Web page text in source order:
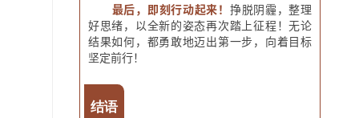
最后，即刻行动起来！ 挣脱阴霾，整理
好思绪，以全新的姿态再次踏上征程！无论
结果如何，都勇敢地迈出第一步，向着目标
坚定前行！
结语